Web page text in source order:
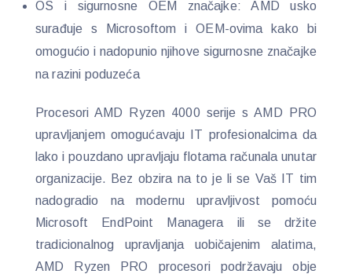
OS i sigurnosne OEM značajke: AMD usko
surađuje s Microsoftom i OEM-ovima kako bi
omogućio i nadopunio njihove sigurnosne značajke
na razini poduzeća
Procesori AMD Ryzen 4000 serije s AMD PRO
upravljanjem omogućavaju IT profesionalcima da
lako i pouzdano upravljaju flotama računala unutar
organizacije. Bez obzira na to je li se Vaš IT tim
nadogradio na modernu upravljivost pomoću
Microsoft EndPoint Managera ili se držite
tradicionalnog upravljanja uobičajenim alatima,
AMD Ryzen PRO procesori podržavaju obje